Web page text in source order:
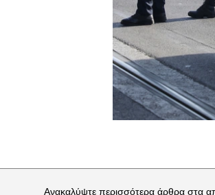
Ανακαλύψτε περισσότερα άρθρα στα